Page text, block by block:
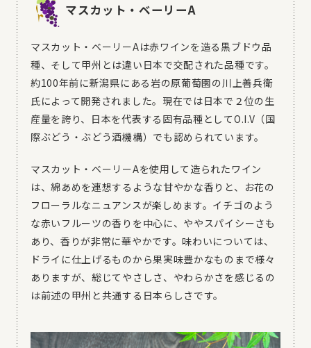
マスカット・ベーリーA
マスカット・ベーリーAは赤ワインを造る黒ブドウ品
種、そして甲州とは違い日本で交配された品種です。
約100年前に新潟県にある岩の原葡萄園の川上善兵衛
氏によって開発されました。現在では日本で２位の生
産量を誇り、日本を代表する固有品種としてO.I.V（国
際ぶどう・ぶどう酒機構）でも認められています。
マスカット・ベーリーAを使用して造られたワイン
は、綿あめを連想するような甘やかな香りと、お花の
フローラルなニュアンスが楽しめます。イチゴのよう
な赤いフルーツの香りを中心に、ややスパイシーさも
あり、香りが非常に華やかです。味わいについては、
ドライに仕上げるものから果実味豊かなものまで様々
ありますが、総じてやさしさ、やわらかさを感じるの
は前述の甲州と共通する日本らしさです。